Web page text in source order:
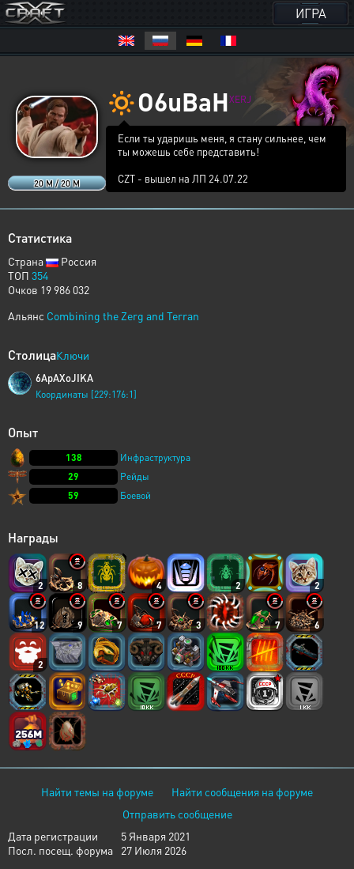
ИГРА
20 M / 20 M
🔅O6uBaHXERJ
Если ты ударишь меня, я стану сильнее, чем
ты можешь себе представить!
CZT - вышел на ЛП 24.07.22
Статистика
Страна
Россия
ТОП 354
Очков 19 986 032
Альянс Combining the Zerg and Terran
СтолицаКлючи
6ApAXoJIKA
Координаты [229:176:1]
Опыт
138
Инфраструктура
29
Рейды
59
Боевой
Награды
2 8 4 2 2
12 9 7 7 3 7 6
2
Найти темы на форуме
Найти сообщения на форуме
Отправить сообщение
Дата регистрации
5 Января 2021
Посл. посещ. форума
27 Июля 2026